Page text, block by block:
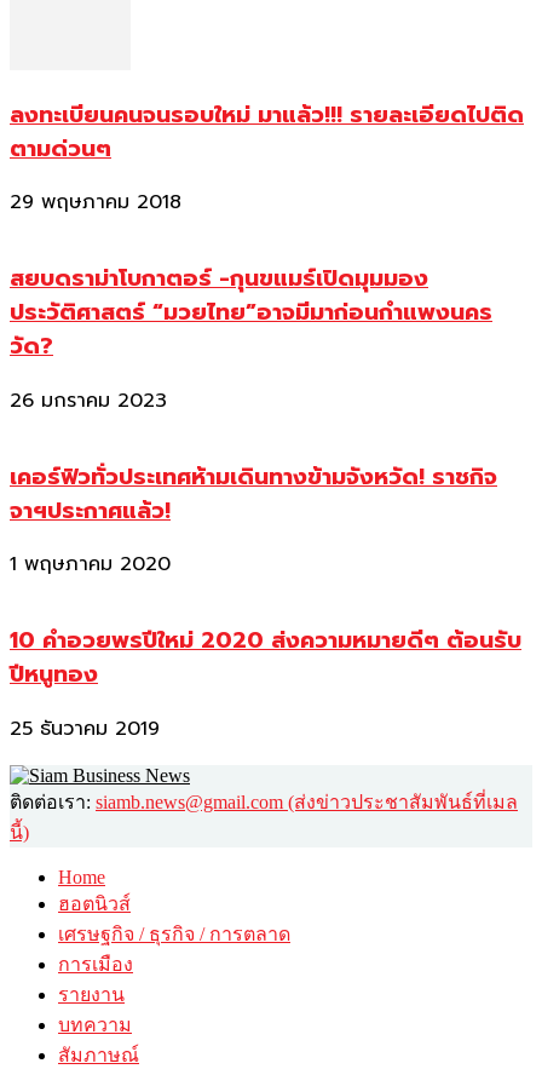
ลงทะเบียนคนจนรอบใหม่ มาแล้ว!!! รายละเอียดไปติด
ตามด่วนๆ
29 พฤษภาคม 2018
สยบดราม่าโบกาตอร์ -กุนขแมร์เปิดมุมมอง
ประวัติศาสตร์ “มวยไทย”อาจมีมาก่อนกำแพงนคร
วัด?
26 มกราคม 2023
เคอร์ฟิวทั่วประเทศห้ามเดินทางข้ามจังหวัด! ราชกิจ
จาฯประกาศแล้ว!
1 พฤษภาคม 2020
10 คำอวยพรปีใหม่ 2020 ส่งความหมายดีๆ ต้อนรับ
ปีหนูทอง
25 ธันวาคม 2019
ติดต่อเรา: siamb.news@gmail.com (ส่งข่าวประชาสัมพันธ์ที่เมล
นี้)
Home
ฮอตนิวส์
เศรษฐกิจ / ธุรกิจ / การตลาด
การเมือง
รายงาน
บทความ
สัมภาษณ์